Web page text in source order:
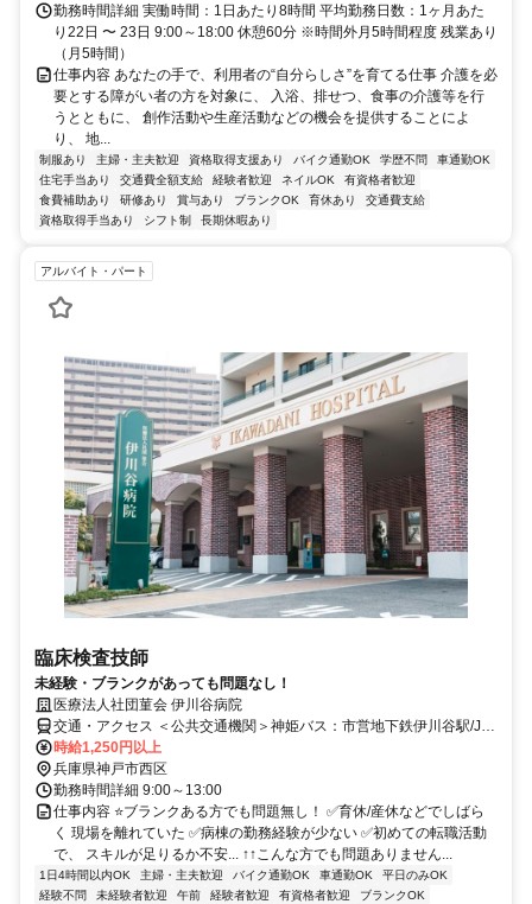
勤務時間詳細 実働時間：1日あたり8時間 平均勤務日数：1ヶ月あた
り22日 〜 23日 9:00～18:00 休憩60分 ※時間外月5時間程度 残業あり
（月5時間）
仕事内容 あなたの手で、利用者の“自分らしさ”を育てる仕事 介護を必
要とする障がい者の方を対象に、 入浴、排せつ、食事の介護等を行
うとともに、 創作活動や生産活動などの機会を提供することによ
り、 地...
制服あり 主婦・主夫歓迎 資格取得支援あり バイク通勤OK 学歴不問
車通勤OK
住宅手当あり
交通費全額支給 経験者歓迎 ネイルOK
有資格者歓迎
食費補助あり
研修あり 賞与あり ブランクOK 育休あり
交通費支給
資格取得手当あり
シフト制 長期休暇あり
アルバイト・パート
臨床検査技師
未経験・ブランクがあっても問題なし！
医療法人社団菫会 伊川谷病院
交通・アクセス ＜公共交通機関＞神姫バス：市営地下鉄伊川谷駅/JR
明石駅〜57系統『池上2丁目』下車すぐ。そのほか『上脇』下車〜徒
歩6分など14.57.66.68系統のご利用が可能。 ＜車・バイク＞①三宮
方面から…第二神明道路「大蔵谷インター」から7分、②姫路方面か
ら…第二神明道路「大蔵谷インター」から7分/第二神明道路「伊川谷
インター」から7分、③学園都市駅から10分
時給1,250円以上
兵庫県神戸市西区
勤務時間詳細 9:00～13:00
仕事内容 ⭐ブランクある方でも問題無し！ ✅育休/産休などでしばら
く 現場を離れていた ✅病棟の勤務経験が少ない ✅初めての転職活動
で、 スキルが足りるか不安... ↑↑こんな方でも問題ありません...
1日4時間以内OK 主婦・主夫歓迎 バイク通勤OK 車通勤OK
平日のみOK
経験不問
未経験者歓迎 午前 経験者歓迎 有資格者歓迎
ブランクOK